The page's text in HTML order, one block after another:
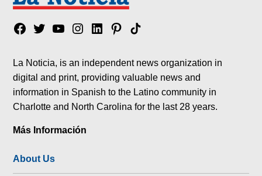
Facebook
TwitterYouTubeInstagram
LinkedinPinterest
Tik
La Noticia, is an independent news organization in
digital and print, providing valuable news and
information in Spanish to the Latino community in
Charlotte and North Carolina for the last 28 years.
Más Información
About Us